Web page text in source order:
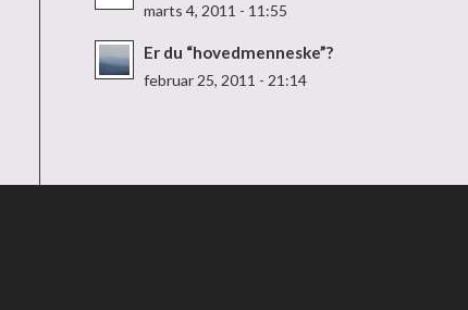
marts 4, 2011 - 11:55
Er du “hovedmenneske”?
februar 25, 2011 - 21:14